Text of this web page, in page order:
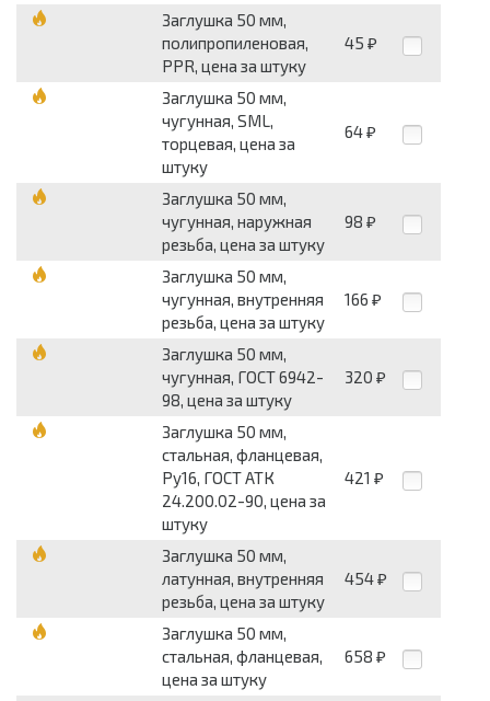
Заглушка 50 мм,
полипропиленовая,
PPR, цена за штуку
45 ₽
Заглушка 50 мм,
чугунная, SML,
торцевая, цена за
штуку
64 ₽
Заглушка 50 мм,
чугунная, наружная
резьба, цена за штуку
98 ₽
Заглушка 50 мм,
чугунная, внутренняя
резьба, цена за штуку
166 ₽
Заглушка 50 мм,
чугунная, ГОСТ 6942-
98, цена за штуку
320 ₽
Заглушка 50 мм,
стальная, фланцевая,
Ру16, ГОСТ АТК
24.200.02-90, цена за
штуку
421 ₽
Заглушка 50 мм,
латунная, внутренняя
резьба, цена за штуку
454 ₽
Заглушка 50 мм,
стальная, фланцевая,
цена за штуку
658 ₽